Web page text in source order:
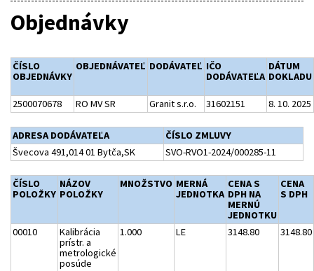
Objednávky
ČÍSLO
OBJEDNÁVKY
OBJEDNÁVATEĽ DODÁVATEĽ IČO
DODÁVATEĽA
DÁTUM
DOKLADU
2500070678 RO MV SR Granit s.r.o. 31602151 8. 10. 2025
ADRESA DODÁVATEĽA
ČÍSLO ZMLUVY
Švecova 491,014 01 Bytča,SK
SVO-RVO1-2024/000285-11
ČÍSLO
POLOŽKY
NÁZOV
POLOŽKY
MNOŽSTVO MERNÁ
JEDNOTKA
CENA S
DPH NA
MERNÚ
JEDNOTKU
CENA
S DPH
00010
Kalibrácia
prístr. a
metrologické
posúde
1.000 LE 3148.80 3148.80